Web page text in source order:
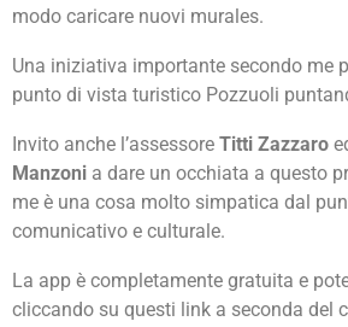
modo caricare nuovi murales.
Una iniziativa importante secondo me
punto di vista turistico Pozzuoli
Invito anche l’assessore Titti Zazzaro
Manzoni a dare un occhiata a questo
me è una cosa molto simpatica dal
comunicativo e culturale.
La app è completamente gratuita e
cliccando su questi link a seconda del